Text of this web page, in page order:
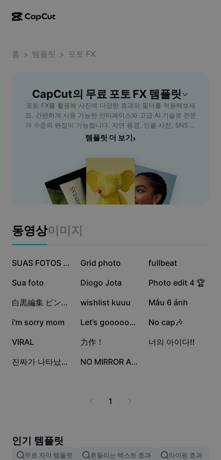
CapCut 데스크톱
CapCut Pad
CapCut 모바일
동영상 스튜디오
AI 동영상 생성기
AI 이미지 생성기
Dreamina Seedance 2.5
Nano Banana Pro
이미지 배경 삭제
동영상 에디터 및 생성기
이미지 에디터 및 생성기
음성 생성기 및 에디터
사용 사례
마케팅
더 보기
소셜 미디어 템플릿
더 보기
효과 템플릿
산업 템플릿
요약 템플릿
이니셔티브
제휴 사용자
크리에이티브 파트너 프로그램
CapCut 크리에이티브 캠퍼스
보안 센터
고객 지원 센터
공지
CapCut 서비스 약관 정보
Dreamina Seedance 2.0 Launch
홈 > 템플릿 > 포토 FX
CapCut의 무료 포토 FX 템플릿
포토 FX를 활용해 사진에 다양한 효과와 필터를 적용해보세
요. 간편하게 사용 가능한 인터페이스와 고급 AI 기술로 전문
가 수준의 편집이 가능합니다. 자연 풍경, 인물 사진, SNS 프
로필 등 여러 상황에서 원하는 분위기로 이미지를 변환할 수
있으며, 카메라로 촬영한 이미지를 포토 FX로 업로드해 색상,
질감, 분위기를 자유롭게 조절해보세요. CapCut - AI Tools
에서 제공하는 포토 FX로 사진을 한층 새롭게 변신시키고, 개
인 또는 비즈니스 SNS에서 특별한 이미지를 공유해보세요.
템플릿 더 보기 ›
동영상이미지
80만 SUAS FOTOS 1:1 56.9만
Grid photo 27.2만
fullbeat
6.3만
Sua foto 1.9만
Diogo Jota 1.5만
Photo edit 4 🏆
1.2만 白黒編集 ピンク系統 1.1만
wishlist kuuu 7.6천
Mẫu 6 ảnh
7천
i'm sorry mom 6.9천 Let’s gooooo🐥🐥 6.8천
No cap🎶
4.6천
VIRAL 3천
力作！ 75
너의 아이다!!
48 진짜가 나타났다!!! 38 NO MIRROR ASIKK
1
인기 템플릿
무료 자막 템플릿 흔들리는 텍스트 효과 타이핑 효과